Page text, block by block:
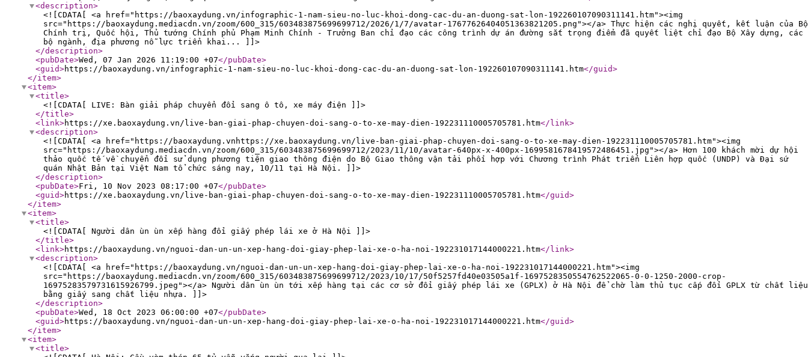
<description>
<![CDATA[ <a href="https://baoxaydung.vn/infographic-1-nam-sieu-no-luc-khoi-dong-cac-du-an-duong-sat-lon-192260107090311141.htm"><img
src="https://baoxaydung.mediacdn.vn/zoom/600_315/603483875699699712/2026/1/7/avatar-17677626404051363821205.png"></a> Thực hiện các nghị quyết, kết luận của Bộ
Chính trị, Quốc hội, Thủ tướng Chính phủ Phạm Minh Chính - Trưởng Ban chỉ đạo các công trình dự án đường sắt trọng điểm đã quyết liệt chỉ đạo Bộ Xây dựng, các
bộ ngành, địa phương nỗ lực triển khai... ]]>
</description>
<pubDate>Wed, 07 Jan 2026 11:19:00 +07</pubDate>
<guid>https://baoxaydung.vn/infographic-1-nam-sieu-no-luc-khoi-dong-cac-du-an-duong-sat-lon-192260107090311141.htm</guid>
</item>
<item>
<title>
<![CDATA[ LIVE: Bàn giải pháp chuyển đổi sang ô tô, xe máy điện ]]>
</title>
<link>https://xe.baoxaydung.vn/live-ban-giai-phap-chuyen-doi-sang-o-to-xe-may-dien-192231110005705781.htm</link>
<description>
<![CDATA[ <a href="https://baoxaydung.vnhttps://xe.baoxaydung.vn/live-ban-giai-phap-chuyen-doi-sang-o-to-xe-may-dien-192231110005705781.htm"><img
src="https://baoxaydung.mediacdn.vn/zoom/600_315/603483875699699712/2023/11/10/avatar-640px-x-400px-1699581678419572486451.jpg"></a> Hơn 100 khách mời dự hội
thảo quốc tế về chuyển đổi sử dụng phương tiện giao thông điện do Bộ Giao thông vận tải phối hợp với Chương trình Phát triển Liên hợp quốc (UNDP) và Đại sứ
quán Nhật Bản tại Việt Nam tổ chức sáng nay, 10/11 tại Hà Nội. ]]>
</description>
<pubDate>Fri, 10 Nov 2023 08:17:00 +07</pubDate>
<guid>https://xe.baoxaydung.vn/live-ban-giai-phap-chuyen-doi-sang-o-to-xe-may-dien-192231110005705781.htm</guid>
</item>
<item>
<title>
<![CDATA[ Người dân ùn ùn xếp hàng đổi giấy phép lái xe ở Hà Nội ]]>
</title>
<link>https://baoxaydung.vn/nguoi-dan-un-un-xep-hang-doi-giay-phep-lai-xe-o-ha-noi-192231017144000221.htm</link>
<description>
<![CDATA[ <a href="https://baoxaydung.vn/nguoi-dan-un-un-xep-hang-doi-giay-phep-lai-xe-o-ha-noi-192231017144000221.htm"><img
src="https://baoxaydung.mediacdn.vn/zoom/600_315/603483875699699712/2023/10/17/50f5257fd40e03505a1f-1697528350554762522065-0-0-1250-2000-crop-
16975283579731615926799.jpeg"></a> Người dân ùn ùn tới xếp hàng tại các cơ sở đổi giấy phép lái xe (GPLX) ở Hà Nội để chờ làm thủ tục cấp đổi GPLX từ chất liệu
bằng giấy sang chất liệu nhựa. ]]>
</description>
<pubDate>Wed, 18 Oct 2023 06:00:00 +07</pubDate>
<guid>https://baoxaydung.vn/nguoi-dan-un-un-xep-hang-doi-giay-phep-lai-xe-o-ha-noi-192231017144000221.htm</guid>
</item>
<item>
<title>